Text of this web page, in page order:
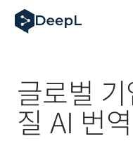
AI 에이전트용 DeepL
DeepL Translation
기업용 언어 AI에 대한
DeepL의 번역 품질 평가
고품질 텍스트 번역에서
글로벌
질 AI 번